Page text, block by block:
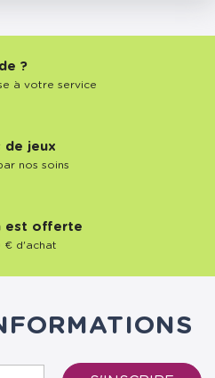
?
à votre service
de jeux
nos soins
est offerte
€ d'achat